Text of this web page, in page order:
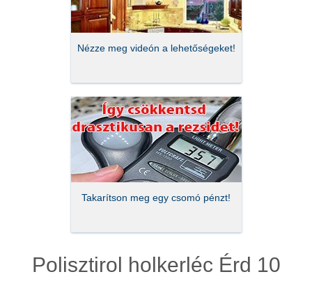
Nézze meg videón a lehetőségeket!
Takarítson meg egy csomó pénzt!
Polisztirol holkerléc Érd 10